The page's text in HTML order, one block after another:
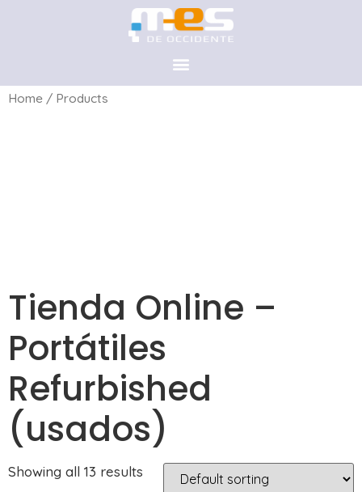
Home / Products
Tienda Online –
Portátiles
Refurbished
(usados)
Showing all 13 results